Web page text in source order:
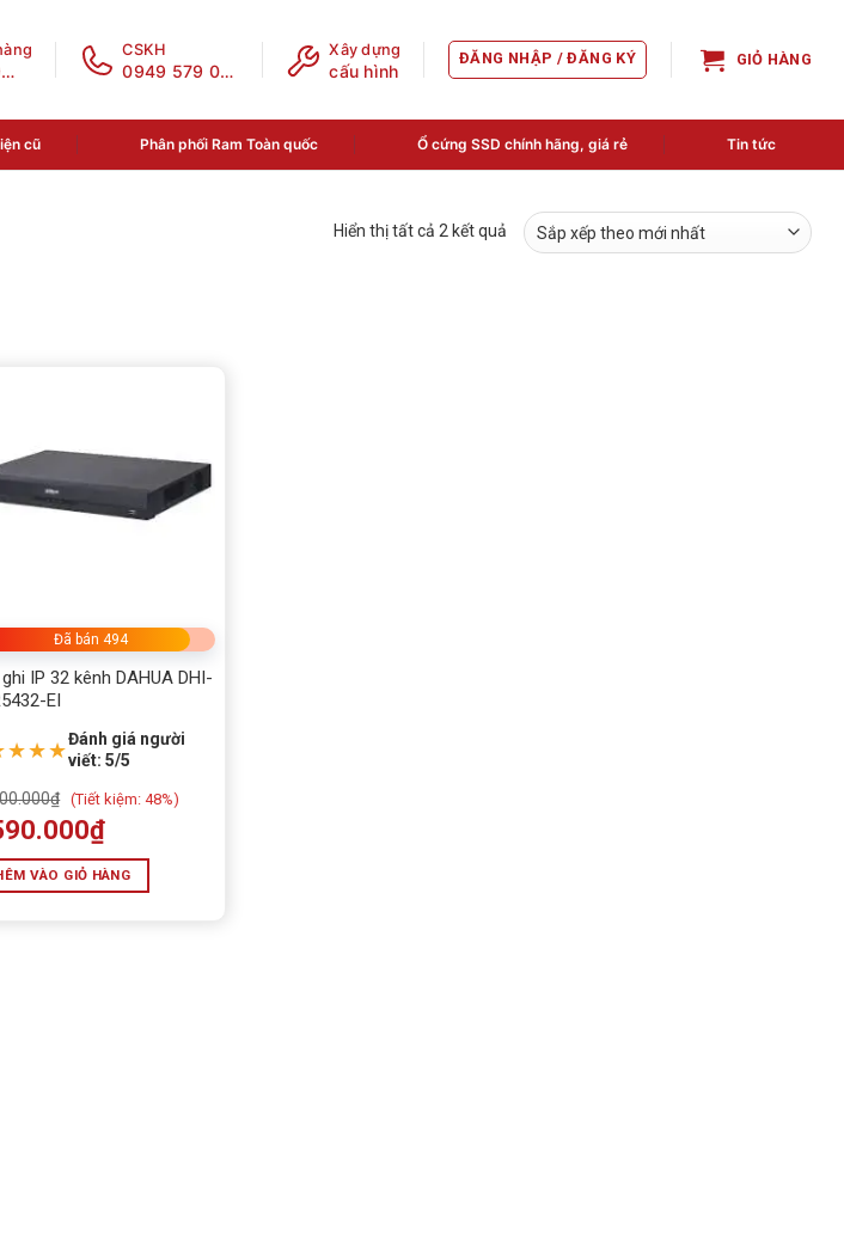
0888 195 969
CSKH
0949 579 078
Xây dựng
cấu hình
ĐĂNG NHẬP / ĐĂNG KÝ GIỎ HÀNG
cũ Phân phối Ram Toàn quốc Ổ cứng SSD chính hãng, giá rẻ Tin tức
Hiển thị tất cả 2 kết quảĐã
sắp
ĐIỆN THOẠI - LINH KIỆN
BÀN PHÍM - CHUỘT
bếp
Camera EZVIZ chính hãng, giá rẻ, miễn
phí lắp đặt
camera imou
Camera quan sát
Đã bán 494
IP 32 kênh DAHUA DHI-
EI
Đánh giá người
viết: 5/5
₫ (Tiết kiệm: 48%)
₫
VÀO GIỎ HÀNG